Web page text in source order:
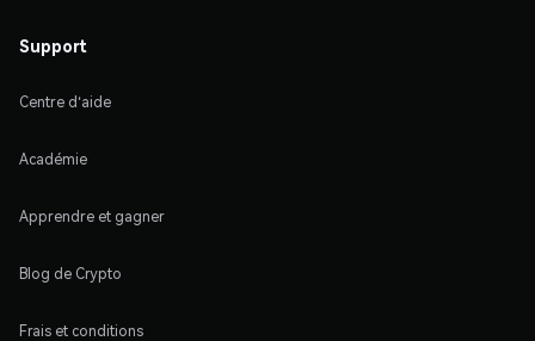
Support
Centre d'aide
Académie
Apprendre et gagner
Blog de Crypto
Frais et conditions